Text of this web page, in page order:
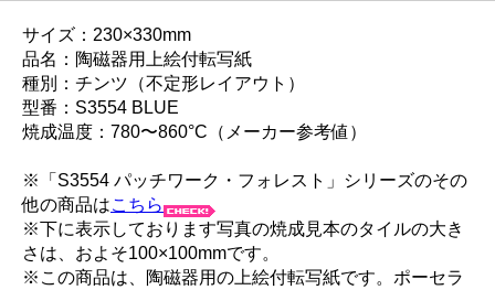
サイズ：230×330mm
品名：陶磁器用上絵付転写紙
種別：チンツ（不定形レイアウト）
型番：S3554 BLUE
焼成温度：780〜860°C（メーカー参考値）
※「S3554 パッチワーク・フォレスト」シリーズのその
他の商品はこちら
※下に表示しております写真の焼成見本のタイルの大き
さは、およそ100×100mmです。
※この商品は、陶磁器用の上絵付転写紙です。ポーセラ